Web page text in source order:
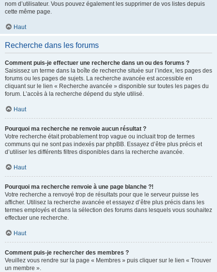
nom d’utilisateur. Vous pouvez également les supprimer de vos listes depuis
cette même page.
Haut
Recherche dans les forums
Comment puis-je effectuer une recherche dans un ou des forums ?
Saisissez un terme dans la boîte de recherche située sur l’index, les pages des
forums ou les pages de sujets. La recherche avancée est accessible en
cliquant sur le lien « Recherche avancée » disponible sur toutes les pages du
forum. L’accès à la recherche dépend du style utilisé.
Haut
Pourquoi ma recherche ne renvoie aucun résultat ?
Votre recherche était probablement trop vague ou incluait trop de termes
communs qui ne sont pas indexés par phpBB. Essayez d’être plus précis et
d’utiliser les différents filtres disponibles dans la recherche avancée.
Haut
Pourquoi ma recherche renvoie à une page blanche ?!
Votre recherche a renvoyé trop de résultats pour que le serveur puisse les
afficher. Utilisez la recherche avancée et essayez d’être plus précis dans les
termes employés et dans la sélection des forums dans lesquels vous souhaitez
effectuer une recherche.
Haut
Comment puis-je rechercher des membres ?
Veuillez vous rendre sur la page « Membres » puis cliquer sur le lien « Trouver
un membre ».